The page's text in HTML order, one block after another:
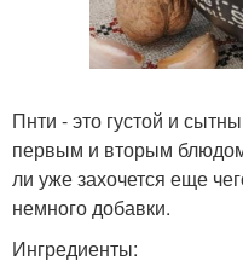
Пнти - это густой и
первым и вторым
ли уже захочется еще
немного добавки.
Ингредиенты: